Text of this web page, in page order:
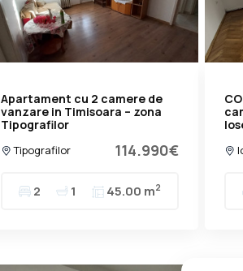
Apartament cu 2 camere de
vanzare in Timisoara – zona
Tipografilor
Tipografilor 114.990€
2 1 45.00 m2